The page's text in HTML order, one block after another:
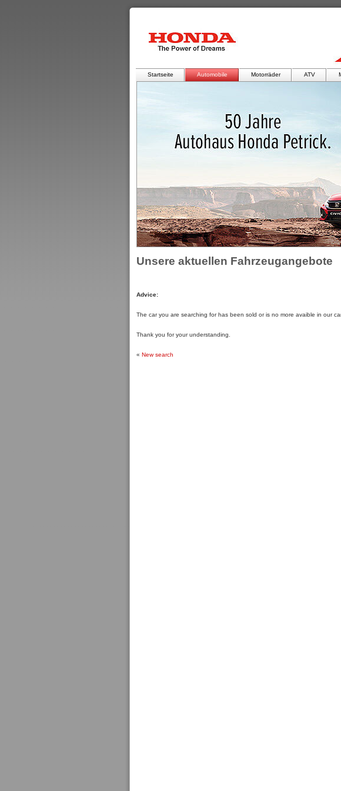
Startseite Automobile Motorräder ATV
Unsere aktuellen Fahrzeugangebote
Advice:
The car you are searching for has been sold or is no more avaible in our
Thank you for your understanding.
« New search